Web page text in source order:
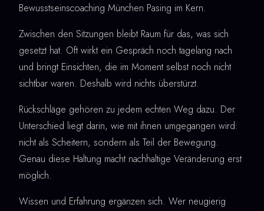
Bewusstseinscoaching München Pasing im Kern.
Zwischen den Sitzungen bleibt Raum für das, was sich
gesetzt hat. Oft wirkt ein Gespräch noch tagelang nach
und bringt Einsichten, die im Moment selbst noch nicht
sichtbar waren. Deshalb wird nichts überstürzt.
Rückschläge gehören zu jedem echten Weg dazu. Der
Unterschied liegt darin, wie mit ihnen umgegangen wird:
nicht als Scheitern, sondern als Teil der Bewegung.
Genau diese Haltung macht nachhaltige Veränderung erst
möglich.
Wissen und Erfahrung ergänzen sich. Wer neugierig